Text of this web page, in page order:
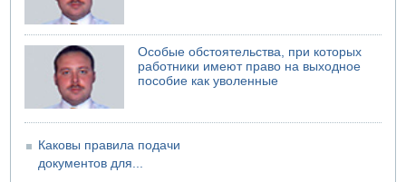
Особые обстоятельства, при которых
работники имеют право на выходное
пособие как уволенные
Каковы правила подачи
документов для...